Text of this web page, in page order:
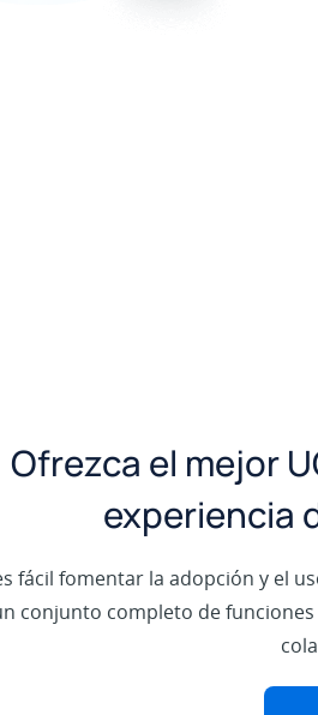
Ofrezca el mejor
experiencia
fácil fomentar la adopción y el
conjunto completo de